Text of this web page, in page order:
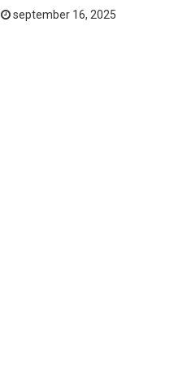
september 16, 2025